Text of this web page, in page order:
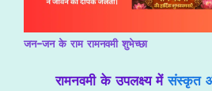
जन-जन के राम रामनवमी शुभेच्छा
रामनवमी के उपलक्ष्य मेंसंस्कृत